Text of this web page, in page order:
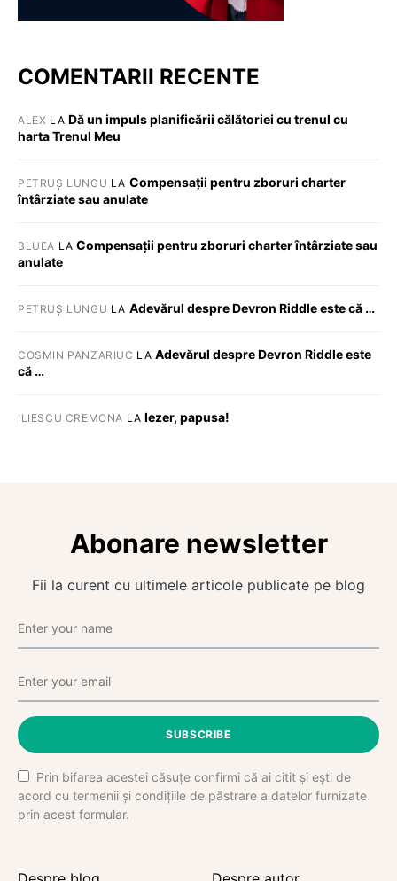
COMENTARII RECENTE
ALEX LA Dă un impuls planificării călătoriei cu trenul cu
harta Trenul Meu
PETRUȘ LUNGU LA Compensații pentru zboruri charter
întârziate sau anulate
BLUEA LACompensații pentru zboruri charter întârziate sau
anulate
PETRUȘ LUNGU LA Adevărul despre Devron Riddle este că …
COSMIN PANZARIUC LA Adevărul despre Devron Riddle este
că …
ILIESCU CREMONA LA Iezer, papusa!
Abonare newsletter
Fii la curent cu ultimele articole publicate pe blog
SUBSCRIBE
Prin bifarea acestei căsuțe confirmi că ai citit și ești de
acord cu termenii și condițiile de păstrare a datelor furnizate
prin acest formular.